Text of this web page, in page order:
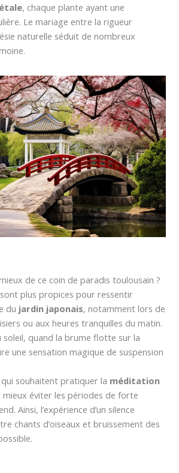
, chaque plante ayant une
Le mariage entre la rigueur
naturelle séduit de nombreux
de ce coin de paradis toulousain ?
plus propices pour ressentir
du jardin japonais, notamment lors de
ou aux heures tranquilles du matin.
soleil, quand la brume flotte sur la
une sensation magique de suspension
souhaitent pratiquer la méditation
mieux éviter les périodes de forte
Ainsi, l’expérience d’un silence
chants d’oiseaux et bruissement des